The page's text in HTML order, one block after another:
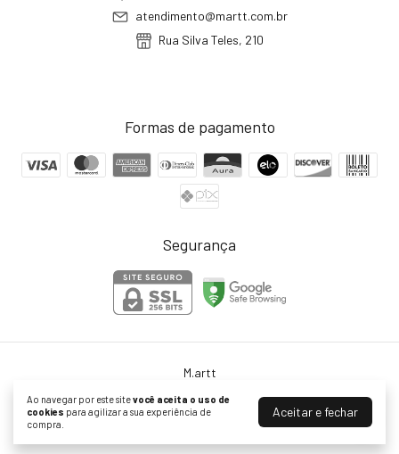
Ao navegar por este sitevocê aceita o uso de
cookies para agilizar a sua experiência de
compra.
Aceitar e fechar
atendimento@martt.com.br
Rua Silva Teles, 210
Formas de pagamento
Segurança
M.artt